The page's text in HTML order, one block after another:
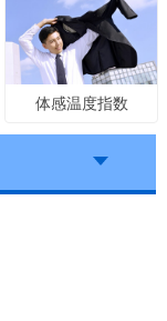
体感温度指数